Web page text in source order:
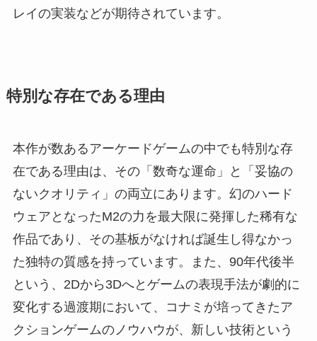
レイの実装などが期待されています。
特別な存在である理由
本作が数あるアーケードゲームの中でも特別な存
在である理由は、その「数奇な運命」と「妥協の
ないクオリティ」の両立にあります。幻のハード
ウェアとなったM2の力を最大限に発揮した稀有な
作品であり、その基板がなければ誕生し得なかっ
た独特の質感を持っています。また、90年代後半
という、2Dから3Dへとゲームの表現手法が劇的に
変化する過渡期において、コナミが培ってきたア
クションゲームのノウハウが、新しい技術という